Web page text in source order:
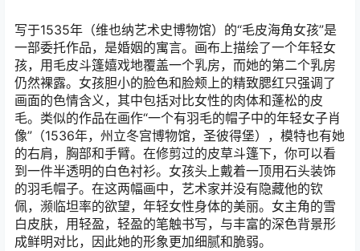
写于1535年（维也纳艺术史博物馆）的“毛皮海角女孩”是
一部委托作品，是婚姻的寓言。画布上描绘了一个年轻女
孩，用毛皮斗篷嬉戏地覆盖一个乳房，而她的第二个乳房
仍然裸露。女孩胆小的脸色和脸颊上的精致腮红只强调了
画面的色情含义，其中包括对比女性的肉体和蓬松的皮
毛。类似的作品在画作“一个有羽毛的帽子中的年轻女子肖
像”（1536年，州立冬宫博物馆，圣彼得堡），模特也有她
的右肩，胸部和手臂。在修剪过的皮草斗篷下，你可以看
到一件半透明的白色衬衫。女孩头上戴着一顶用石头装饰
的羽毛帽子。在这两幅画中，艺术家并没有隐藏他的钦
佩，濒临坦率的欲望，年轻女性身体的美丽。女主角的雪
白皮肤，用轻盈，轻盈的笔触书写，与丰富的深色背景形
成鲜明对比，因此她的形象更加细腻和脆弱。